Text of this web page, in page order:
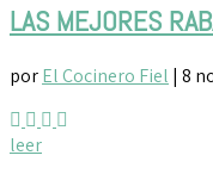
LAS MEJORES
porEl Cocinero Fiel | 8
leer